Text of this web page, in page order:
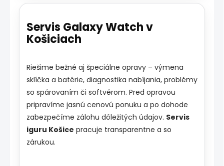
Servis Galaxy Watch v
Košiciach
Riešime bežné aj špeciálne opravy – výmena
sklíčka a batérie, diagnostika nabíjania, problémy
so spárovaním či softvérom. Pred opravou
pripravíme jasnú cenovú ponuku a po dohode
zabezpečíme zálohu dôležitých údajov. Servis
iguru Košice pracuje transparentne a so
zárukou.